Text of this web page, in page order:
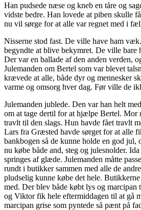
Han pudsede næse og kneb en tåre og
vidste bedre. Han lovede at piben skulle
nu vil sørge for at alle var regnet med i
Nisserne stod fast. De ville have ham
begyndte at blive bekymret. De ville bare
Der var en ballade af den anden verden,
Julemanden om Bertel som var blevet
krævede at alle, både dyr og mennesker
varme og omsorg hver dag. Før ville de
Julemanden jublede. Den var han helt
om at tage dertil for at hjælpe Bertel. Mor
travlt til den slags. Hun havde fået travlt
Lars fra Græsted havde sørget for at alle
bankbogen så de kunne holde en god jul,
nu købe både and, steg og julesnolder.
springes af glæde. Julemanden måtte
rundt i butikker sammen med alle de
pludselig kunne købe det hele.
med. Der blev både købt lys og marcipan
og Viktor fik hele eftermiddagen til at gå
marcipan grise som pyntede så pænt på